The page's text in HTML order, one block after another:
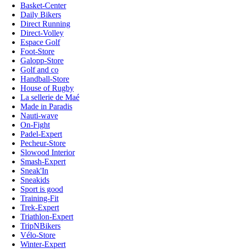
Basket-Center
Daily Bikers
Direct Running
Direct-Volley
Espace Golf
Foot-Store
Galopp-Store
Golf and co
Handball-Store
House of Rugby
La sellerie de Maé
Made in Paradis
Nauti-wave
On-Fight
Padel-Expert
Pecheur-Store
Slowood Interior
Smash-Expert
Sneak'In
Sneakids
Sport is good
Training-Fit
Trek-Expert
Triathlon-Expert
TripNBikers
Vélo-Store
Winter-Expert